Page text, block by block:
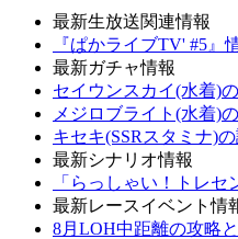
最新生放送関連情報
『ぱかライブTV' #5』
最新ガチャ情報
セイウンスカイ(水着)
メジロブライト(水着)
キセキ(SSRスタミナ)
最新シナリオ情報
「らっしゃい！トレ
最新レースイベント情
8月LOH中距離の攻略